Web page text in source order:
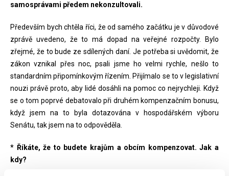
samosprávami předem nekonzultovali.
Především bych chtěla říci, že od samého začátku je v důvodové
zprávě uvedeno, že to má dopad na veřejné rozpočty. Bylo
zřejmé, že to bude ze sdílených daní. Je potřeba si uvědomit, že
zákon vznikal přes noc, psali jsme ho velmi rychle, nešlo to
standardním připomínkovým řízením. Přijímalo se to v legislativní
nouzi právě proto, aby lidé dosáhli na pomoc co nejrychleji. Když
se o tom poprvé debatovalo při druhém kompenzačním bonusu,
když jsem na to byla dotazována v hospodářském výboru
Senátu, tak jsem na to odpověděla.
* Říkáte, že to budete krajům a obcím kompenzovat. Jak a
kdy?